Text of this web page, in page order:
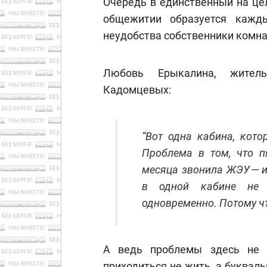
общежитии образуется
неудобства собственники
Любовь Ерыкалина,
Кадомцевых:
“Вот одна кабина,
Проблема в том, что
месяца звонила ЖЭУ —
в одной кабине не
одновременно. Потому
А ведь проблемы здесь не